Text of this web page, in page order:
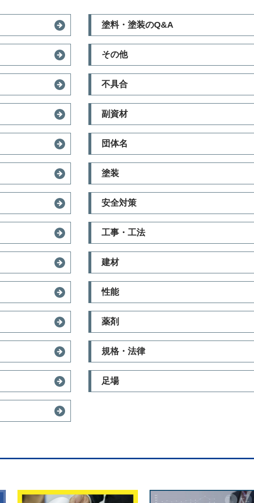
塗料・塗装のQ&A
その他
不具合
副資材
団体名
塗装
安全対策
工事・工法
建材
性能
薬剤
規格・法律
足場